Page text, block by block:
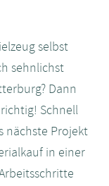
selbst
sehnlichst
Dann
Schnell
nächste Projekt
in einer